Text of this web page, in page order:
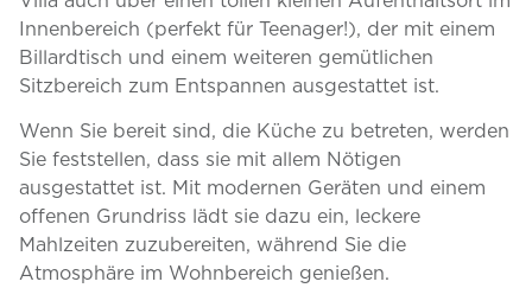
Innenbereich (perfekt für Teenager!), der mit einem
Billardtisch und einem weiteren gemütlichen
Sitzbereich zum Entspannen ausgestattet ist.
Wenn Sie bereit sind, die Küche zu betreten, werden
Sie feststellen, dass sie mit allem Nötigen
ausgestattet ist. Mit modernen Geräten und einem
offenen Grundriss lädt sie dazu ein, leckere
Mahlzeiten zuzubereiten, während Sie die
Atmosphäre im Wohnbereich genießen.